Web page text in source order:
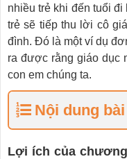
nhiều trẻ khi đến tuổi
trẻ sẽ tiếp thu lời cô
đình. Đó là một ví dụ
ra được rằng giáo dục
con em chúng ta.
Nội dung
Lợi ích của